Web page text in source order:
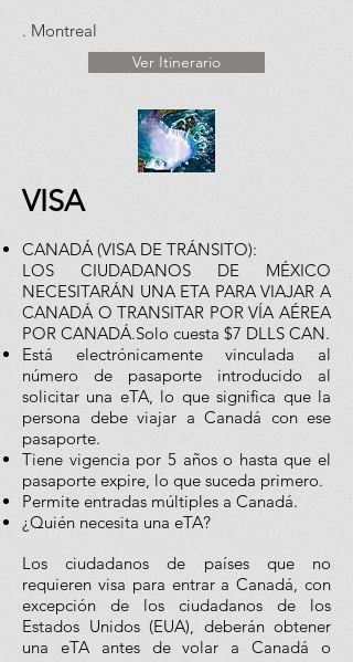
. Montreal
Ver Itinerario
VISA
CANADÁ (VISA DE TRÁNSITO):
LOS CIUDADANOS DE MÉXICO
NECESITARÁN UNA ETA PARA VIAJAR A
CANADÁ O TRANSITAR POR VÍA AÉREA
POR CANADÁ.Solo cuesta $7 DLLS CAN.
Está electrónicamente vinculada al
número de pasaporte introducido al
solicitar una eTA, lo que significa que la
persona debe viajar a Canadá con ese
pasaporte.
Tiene vigencia por 5 años o hasta que el
pasaporte expire, lo que suceda primero.
Permite entradas múltiples a Canadá.
¿Quién necesita una eTA?
Los ciudadanos de países que no
requieren visa para entrar a Canadá, con
excepción de los ciudadanos de los
Estados Unidos (EUA), deberán obtener
una eTA antes de volar a Canadá o